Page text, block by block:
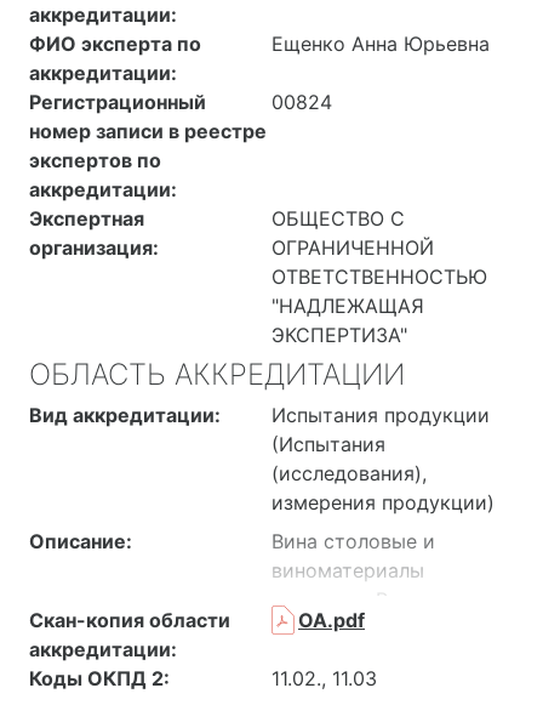
аккредитации:
ФИО эксперта по
аккредитации:
Ещенко Анна Юрьевна
Регистрационный
номер записи в реестре
экспертов по
аккредитации:
00824
Экспертная
организация:
ОБЩЕСТВО С
ОГРАНИЧЕННОЙ
ОТВЕТСТВЕННОСТЬЮ
"НАДЛЕЖАЩАЯ
ЭКСПЕРТИЗА"
ОБЛАСТЬ АККРЕДИТАЦИИ
Вид аккредитации:
Испытания продукции
(Испытания
(исследования),
измерения продукции)
Описание:
Вина столовые и
виноматериалы
столовые. Вина
фруктовые столовые и
фруктовые столовые.
Скан-копия области
аккредитации:
ОА.pdf
Коды ОКПД 2: 11.02., 11.03